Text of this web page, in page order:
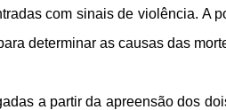
com sinais de violência. A
determinar as causas das
a partir da apreensão dos